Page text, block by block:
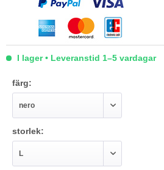
I lager • Leveranstid 1–5 vardagar
färg:
storlek: